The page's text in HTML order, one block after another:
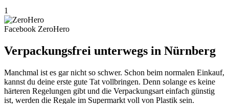
1
Facebook ZeroHero
Verpackungsfrei unterwegs in Nürnberg
Manchmal ist es gar nicht so schwer. Schon beim normalen Einkauf,
kannst du deine erste gute Tat vollbringen. Denn solange es keine
härteren Regelungen gibt und die Verpackungsart einfach günstig
ist, werden die Regale im Supermarkt voll von Plastik sein.